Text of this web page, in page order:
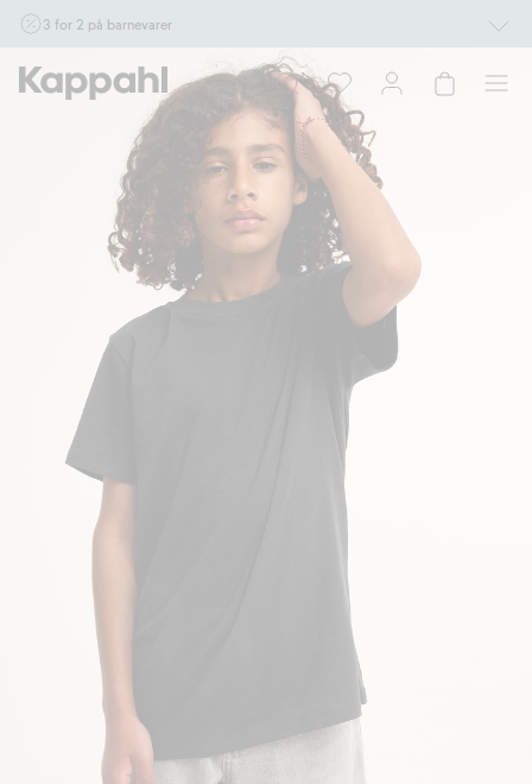
3 for 2 på barnevarer
Ikke Newbie. Gjelder når du handler 2 eller flere varer som inngår i tilbudet tom.
17/8 i butikk & online for deg som er eller blir medlem. Kan ikke kombineres med
andre tilbud eller rabatter.
Handle nå